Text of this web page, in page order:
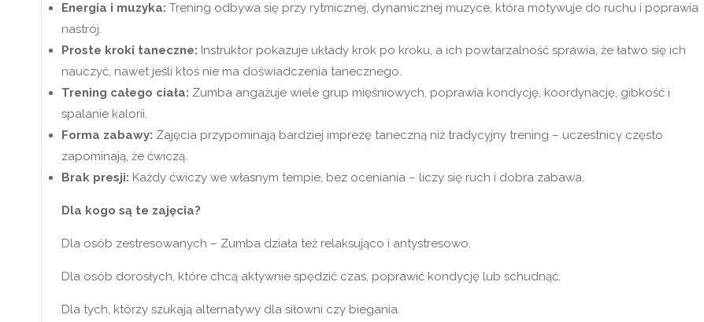
Energia i muzyka: Trening odbywa się przy rytmicznej, dynamicznej muzyce, która motywuje do ruchu i poprawia
nastrój.
Proste kroki taneczne: Instruktor pokazuje układy krok po kroku, a ich powtarzalność sprawia, że łatwo się ich
nauczyć, nawet jeśli ktoś nie ma doświadczenia tanecznego.
Trening całego ciała: Zumba angażuje wiele grup mięśniowych, poprawia kondycję, koordynację, gibkość i
spalanie kalorii.
Forma zabawy: Zajęcia przypominają bardziej imprezę taneczną niż tradycyjny trening – uczestnicy często
zapominają, że ćwiczą.
Brak presji: Każdy ćwiczy we własnym tempie, bez oceniania – liczy się ruch i dobra zabawa.
Dla kogo są te zajęcia?
Dla osób zestresowanych – Zumba działa też relaksująco i antystresowo.
Dla osób dorosłych, które chcą aktywnie spędzić czas, poprawić kondycję lub schudnąć.
Dla tych, którzy szukają alternatywy dla siłowni czy biegania.